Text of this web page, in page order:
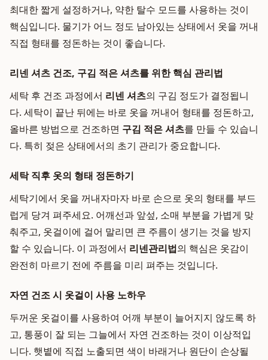
최대한 짧게 설정하거나, 약한 탈수 모드를 사용하는 것이
핵심입니다. 물기가 어느 정도 남아있는 상태에서 옷을 꺼내
직접 형태를 정돈하는 것이 좋습니다.
리넨 셔츠 건조, 구김 적은 셔츠를 위한 핵심 관리법
세탁 후 건조 과정에서 리넨 셔츠의 구김 정도가 결정됩니
다. 세탁이 끝난 뒤에는 바로 옷을 꺼내어 형태를 정돈하고,
올바른 방법으로 건조하면 구김 적은 셔츠를 만들 수 있습니
다. 특히 젖은 상태에서의 초기 관리가 중요합니다.
세탁 직후 옷의 형태 정돈하기
세탁기에서 옷을 꺼내자마자 바로 손으로 옷의 형태를 부드
럽게 당겨 펴주세요. 어깨선과 앞섶, 소매 부분을 가볍게 맞
춰주고, 옷걸이에 걸어 말리면 큰 주름이 생기는 것을 방지
할 수 있습니다. 이 과정에서 리넨관리법의 핵심은 옷감이
완전히 마르기 전에 주름을 미리 펴주는 것입니다.
자연 건조 시 옷걸이 사용 노하우
두꺼운 옷걸이를 사용하여 어깨 부분이 늘어지지 않도록 하
고, 통풍이 잘 되는 그늘에서 자연 건조하는 것이 이상적입
니다. 햇볕에 직접 노출되면 색이 바래거나 원단이 손상될